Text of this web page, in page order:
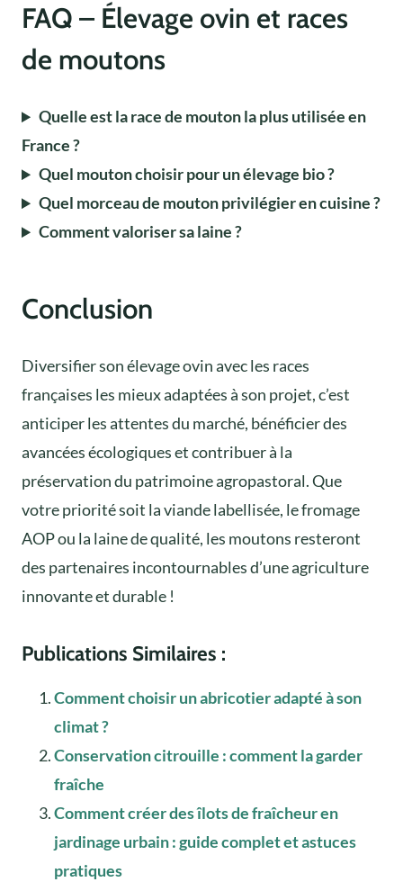
FAQ – Élevage ovin et races
de moutons
Quelle est la race de mouton la plus utilisée en
France ?
Quel mouton choisir pour un élevage bio ?
Quel morceau de mouton privilégier en cuisine ?
Comment valoriser sa laine ?
Conclusion
Diversifier son élevage ovin avec les races
françaises les mieux adaptées à son projet, c’est
anticiper les attentes du marché, bénéficier des
avancées écologiques et contribuer à la
préservation du patrimoine agropastoral. Que
votre priorité soit la viande labellisée, le fromage
AOP ou la laine de qualité, les moutons resteront
des partenaires incontournables d’une agriculture
innovante et durable !
Publications Similaires :
Comment choisir un abricotier adapté à son
climat ?
Conservation citrouille : comment la garder
fraîche
Comment créer des îlots de fraîcheur en
jardinage urbain : guide complet et astuces
pratiques